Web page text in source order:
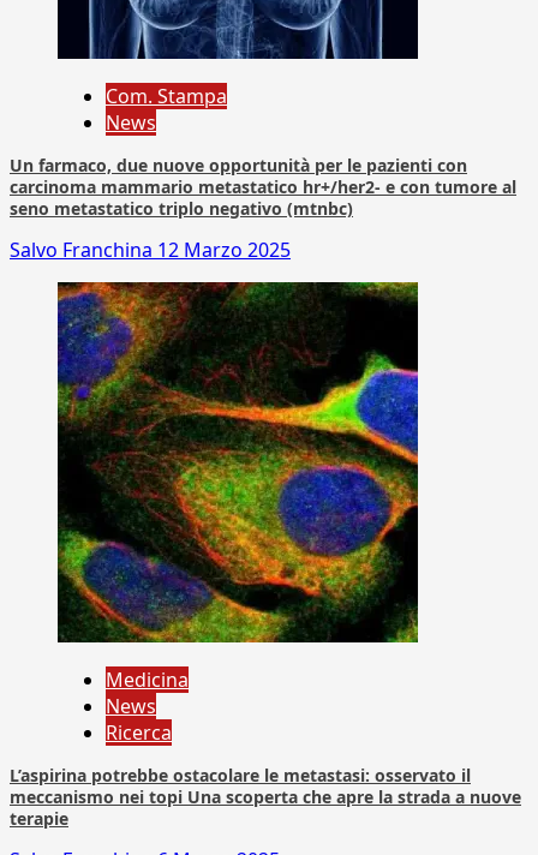
Com. Stampa
News
Un farmaco, due nuove opportunità per le pazienti con
carcinoma mammario metastatico hr+/her2- e con tumore al
seno metastatico triplo negativo (mtnbc)
Salvo Franchina 12 Marzo 2025
Medicina
News
Ricerca
L’aspirina potrebbe ostacolare le metastasi: osservato il
meccanismo nei topi Una scoperta che apre la strada a nuove
terapie